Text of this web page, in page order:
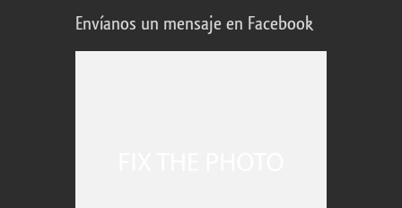
Envíanos un mensaje en Facebook